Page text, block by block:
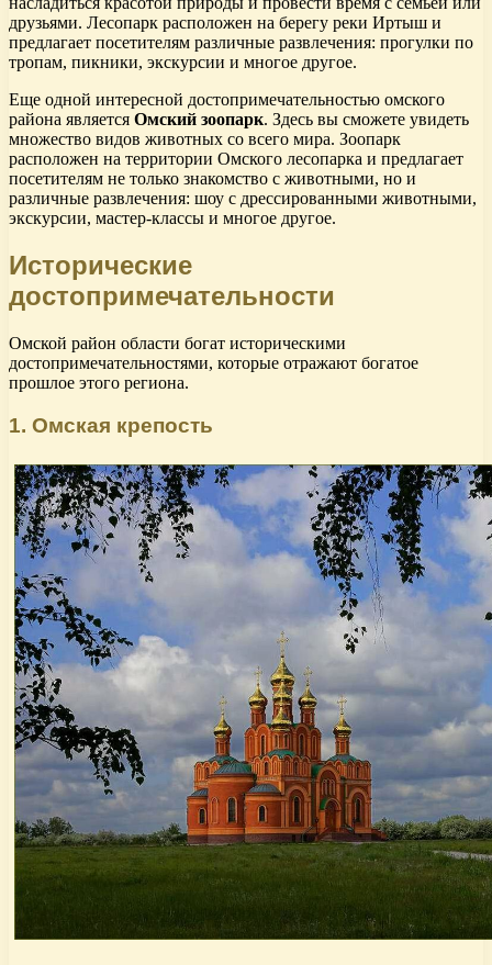
друзьями. Лесопарк расположен на берегу реки Иртыш и
предлагает посетителям различные развлечения: прогулки по
тропам, пикники, экскурсии и многое другое.
Еще одной интересной достопримечательностью омского
района является Омский зоопарк. Здесь вы сможете увидеть
множество видов животных со всего мира. Зоопарк
расположен на территории Омского лесопарка и предлагает
посетителям не только знакомство с животными, но и
различные развлечения: шоу с дрессированными животными,
экскурсии, мастер-классы и многое другое.
Исторические
достопримечательности
Омской район области богат историческими
достопримечательностями, которые отражают богатое
прошлое этого региона.
1. Омская крепость